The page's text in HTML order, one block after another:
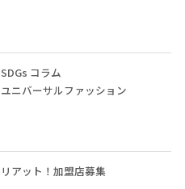
SDGs コラム
ユニバーサルファッション
リアット！加盟店募集